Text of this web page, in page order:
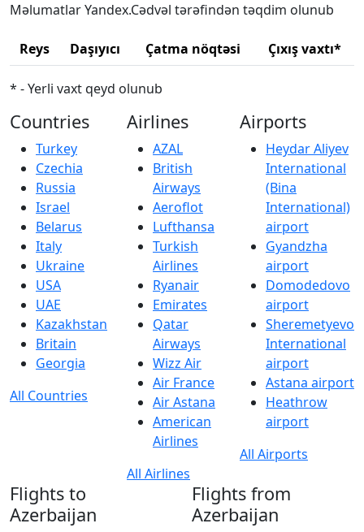
Məlumatlar Yandex.Cədvəl tərəfindən təqdim olunub
Reys Daşıyıcı Çatma nöqtəsi Çıxış vaxtı*
* - Yerli vaxt qeyd olunub
Countries
Turkey
Czechia
Russia
Israel
Belarus
Italy
Ukraine
USA
UAE
Kazakhstan
Britain
Georgia
All Countries
Airlines
AZAL
British
Airways
Aeroflot
Lufthansa
Turkish
Airlines
Ryanair
Emirates
Qatar
Airways
Wizz Air
Air France
Air Astana
American
Airlines
All Airlines
Airports
Heydar Aliyev
International
(Bina
International)
airport
Gyandzha
airport
Domodedovo
airport
Sheremetyevo
International
airport
Astana airport
Heathrow
airport
All Airports
Flights to
Azerbaijan
Flights from
Azerbaijan